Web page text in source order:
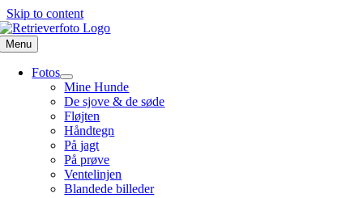
Skip to content
Menu
Fotos
Mine Hunde
De sjove & de søde
Fløjten
Håndtegn
På jagt
På prøve
Ventelinjen
Blandede billeder